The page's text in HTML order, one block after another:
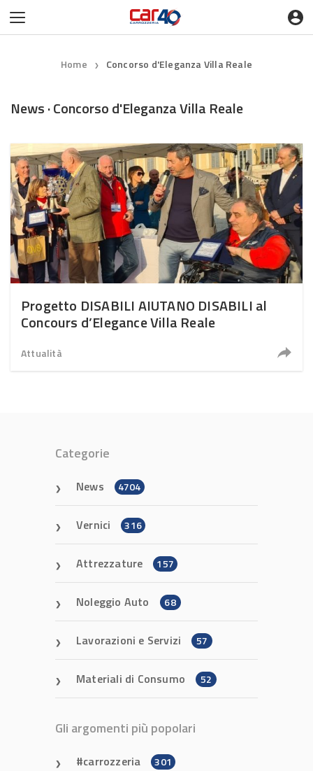
Home ❯ Concorso d'Eleganza Villa Reale
News · Concorso d'Eleganza Villa Reale
Progetto DISABILI AIUTANO DISABILI al
Concours d’Elegance Villa Reale
Attualità
Categorie
News 4704
Vernici 316
Attrezzature 157
Noleggio Auto 68
Lavorazioni e Servizi 57
Materiali di Consumo 52
Gli argomenti più popolari
carrozzeria 301